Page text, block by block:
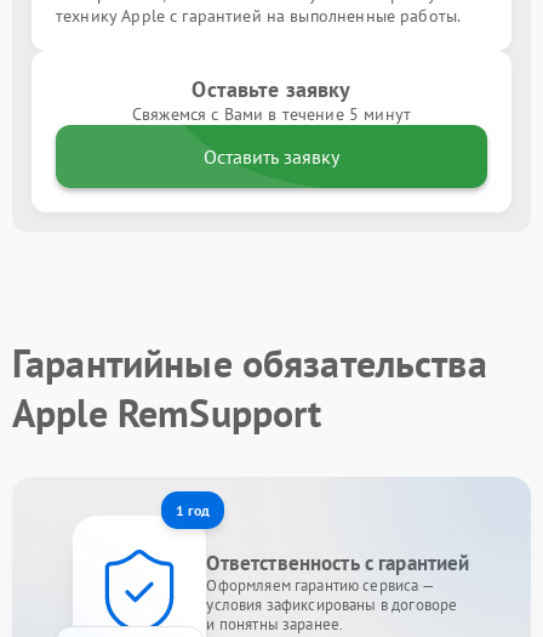
технику Apple с гарантией на выполненные работы.
Оставьте заявку
Свяжемся с Вами в течение 5 минут
Оставить заявку
Гарантийные обязательства
Apple RemSupport
1 год
Ответственность с гарантией
Оформляем гарантию сервиса —
условия зафиксированы в договоре
и понятны заранее.